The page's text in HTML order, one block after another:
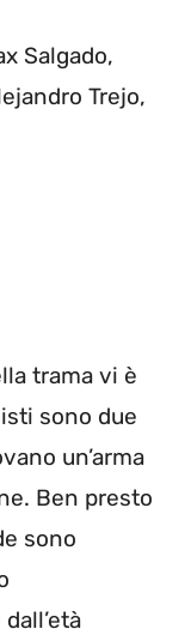
Salgado,
Trejo,
trama vi è
sono due
un’arma
Ben presto
sono